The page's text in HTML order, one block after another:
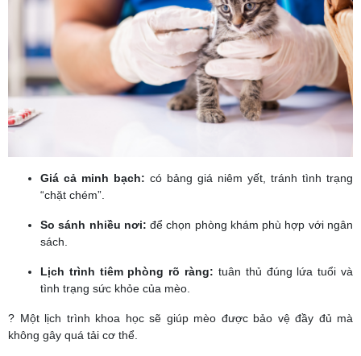
Giá cả minh bạch: có bảng giá niêm yết, tránh tình trạng
“chặt chém”.
So sánh nhiều nơi: để chọn phòng khám phù hợp với ngân
sách.
Lịch trình tiêm phòng rõ ràng: tuân thủ đúng lứa tuổi và
tình trạng sức khỏe của mèo.
? Một lịch trình khoa học sẽ giúp mèo được bảo vệ đầy đủ mà
không gây quá tải cơ thể.